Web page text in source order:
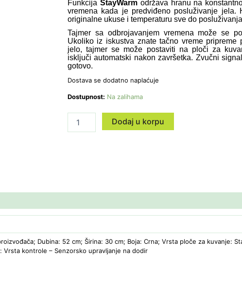
Funkcija StayWarmodržava hranu na
vremena kada je predviđeno posluživanje jela.
originalne ukuse i temperaturu sve do
Tajmer sa odbrojavanjem vremena može se
Ukoliko iz iskustva znate tačno vreme pripreme
jelo, tajmer se može postaviti na ploči za
isključi automatski nakon završetka. Zvučni
gotovo.
Dostava se dodatno naplaćuje
Dostupnost: Na zalihama
Dodaj u korpu
Dubina: 52 cm; Širina: 30 cm; Boja: Crna; Vrsta ploče za kuvanje:
Vrsta kontrole – Senzorsko upravljanje na dodir